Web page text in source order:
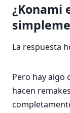
¿Konami
La respuesta
Pero hay algo
hacen